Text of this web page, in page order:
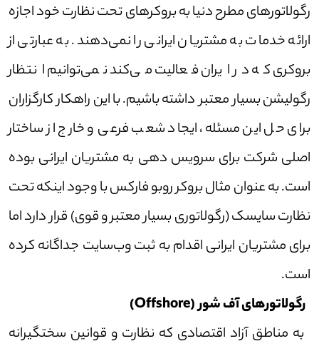
رگولاتور‌های مطرح دنیا به بروکر‌های تحت نظارت خود اجازه
ارائه خدمات به مشتریان ایرانی را نمی‌دهند. به عبارتی از
بروکری که در ایران فعالیت می‌کند نمی‌توانیم انتظار
رگولیشن بسیار معتبر داشته باشیم. با این راهکار کارگزاران
برای حل این مسئله، ایجاد شعب فرعی و خارج از ساختار
اصلی شرکت برای سرویس دهی به مشتریان ایرانی بوده
است. به عنوان مثال بروکر روبو فارکس با وجود اینکه تحت
نظارت سایسک (رگولاتوری بسیار معتبر و قوی) قرار دارد اما
برای مشتریان ایرانی اقدام به ثبت وب‌سایت جداگانه کرده
است.
رگولاتور‌های آف شور (Offshore)
به مناطق آزاد اقتصادی که نظارت و قوانین سختگیرانه